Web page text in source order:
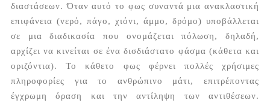
διαστάσεων. Όταν αυτό το φως συναντά μια ανακλαστική
επιφάνεια (νερό, πάγο, χιόνι, άμμο, δρόμο) υποβάλλεται
σε μια διαδικασία που ονομάζεται πόλωση, δηλαδή,
αρχίζει να κινείται σε ένα δισδιάστατο φάσμα (κάθετα και
οριζόντια). Το κάθετο φως φέρνει πολλές χρήσιμες
πληροφορίες για το ανθρώπινο μάτι, επιτρέποντας
έγχρωμη όραση και την αντίληψη των αντιθέσεων.